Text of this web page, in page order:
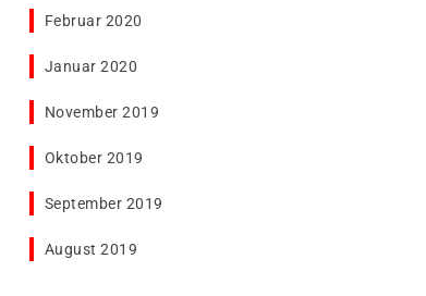
Februar 2020
Januar 2020
November 2019
Oktober 2019
September 2019
August 2019